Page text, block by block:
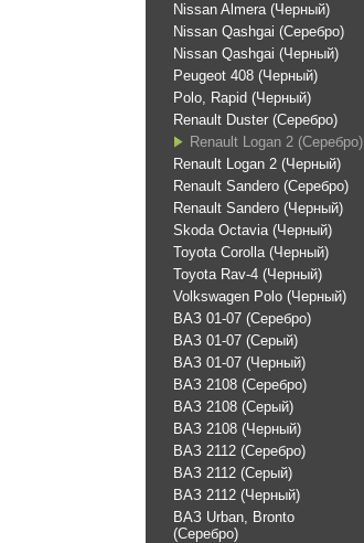
Nissan Almera (Черный)
Nissan Qashgai (Серебро)
Nissan Qashgai (Черный)
Peugeot 408 (Черный)
Polo, Rapid (Черный)
Renault Duster (Серебро)
Renault Logan 2 (Серебро)
Renault Logan 2 (Черный)
Renault Sandero (Серебро)
Renault Sandero (Черный)
Skoda Octavia (Черный)
Toyota Corolla (Черный)
Toyota Rav-4 (Черный)
Volkswagen Polo (Черный)
ВАЗ 01-07 (Серебро)
ВАЗ 01-07 (Серый)
ВАЗ 01-07 (Черный)
ВАЗ 2108 (Серебро)
ВАЗ 2108 (Серый)
ВАЗ 2108 (Черный)
ВАЗ 2112 (Серебро)
ВАЗ 2112 (Серый)
ВАЗ 2112 (Черный)
ВАЗ Urban, Bronto
(Серебро)